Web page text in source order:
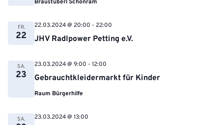
Bräustüberl Schönram
FR.
22 JHV Radlpower Petting e.V.
22.03.2024 @ 20:00 - 22:00
SA.
23 Gebrauchtkleidermarkt für Kinder
23.03.2024 @ 9:00 - 12:00
Raum Bürgerhilfe
SA. 23.03.2024 @ 13:00